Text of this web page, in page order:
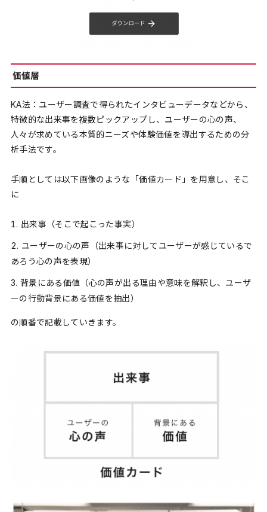
価値層
KA法：ユーザー調査で得られたインタビューデータなどから、
特徴的な出来事を複数ピックアップし、ユーザーの心の声、
人々が求めている本質的ニーズや体験価値を導出するための分
析手法です。
手順としては以下画像のような「価値カード」を用意し、そこ
に
出来事（そこで起こった事実）
ユーザーの心の声（出来事に対してユーザーが感じているで
あろう心の声を表現）
背景にある価値（心の声が出る理由や意味を解釈し、ユーザ
ーの行動背景にある価値を抽出）
の順番で記載していきます。